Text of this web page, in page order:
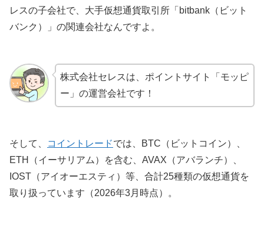
レスの子会社で、大手仮想通貨取引所「bitbank（ビット
バンク）」の関連会社なんですよ。
株式会社セレスは、ポイントサイト「モッピ
ー」の運営会社です！
そして、 コイントレードでは、BTC（ビットコイン）、
ETH（イーサリアム）を含む、AVAX（アバランチ）、
IOST（アイオーエスティ）等、合計25種類の仮想通貨を
取り扱っています（2026年3月時点）。